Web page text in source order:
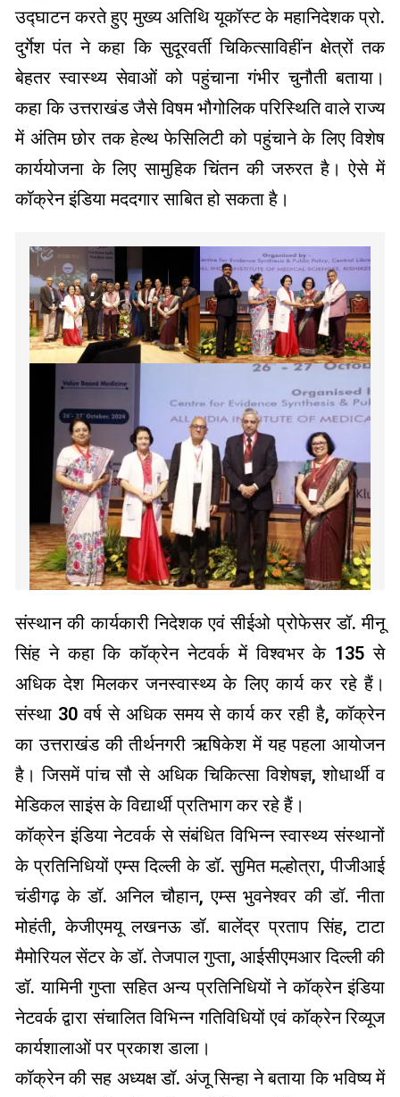
उद्घाटन करते हुए मुख्य अतिथि यूकॉस्ट के महानिदेशक प्रो.
दुर्गेश पंत ने कहा कि सुदूरवर्ती चिकित्साविहींन क्षेत्रों तक
बेहतर स्वास्थ्य सेवाओं को पहुंचाना गंभीर चुनौती बताया।
कहा कि उत्तराखंड जैसे विषम भौगोलिक परिस्थिति वाले राज्य
में अंतिम छोर तक हेल्थ फेसिलिटी को पहुंचाने के लिए विशेष
कार्ययोजना के लिए सामुहिक चिंतन की जरुरत है। ऐसे में
कॉक्रेन इंडिया मददगार साबित हो सकता है।
संस्थान की कार्यकारी निदेशक एवं सीईओ प्रोफेसर डॉ. मीनू
सिंह ने कहा कि कॉक्रेन नेटवर्क में विश्वभर के 135 से
अधिक देश मिलकर जनस्वास्थ्य के लिए कार्य कर रहे हैं।
संस्था 30 वर्ष से अधिक समय से कार्य कर रही है, कॉक्रेन
का उत्तराखंड की तीर्थनगरी ऋषिकेश में यह पहला आयोजन
है। जिसमें पांच सौ से अधिक चिकित्सा विशेषज्ञ, शोधार्थी व
मेडिकल साइंस के विद्यार्थी प्रतिभाग कर रहे हैं।
कॉक्रेन इंडिया नेटवर्क से संबंधित विभिन्न स्वास्थ्य संस्थानों
के प्रतिनिधियों एम्स दिल्ली के डॉ. सुमित मल्होत्रा, पीजीआई
चंडीगढ़ के डॉ. अनिल चौहान, एम्स भुवनेश्वर की डॉ. नीता
मोहंती, केजीएमयू लखनऊ डॉ. बालेंद्र प्रताप सिंह, टाटा
मैमोरियल सेंटर के डॉ. तेजपाल गुप्ता, आईसीएमआर दिल्ली की
डॉ. यामिनी गुप्ता सहित अन्य प्रतिनिधियों ने कॉक्रेन इंडिया
नेटवर्क द्वारा संचालित विभिन्न गतिविधियों एवं कॉक्रेन रिव्यूज
कार्यशालाओं पर प्रकाश डाला।
कॉक्रेन की सह अध्यक्ष डॉ. अंजू सिन्हा ने बताया कि भविष्य में